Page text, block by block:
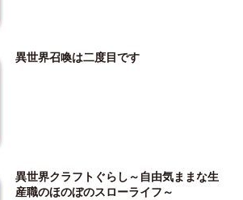
異世界召喚は二度目です
異世界クラフトぐらし～自由気ままな生
産職のほのぼのスローライフ～